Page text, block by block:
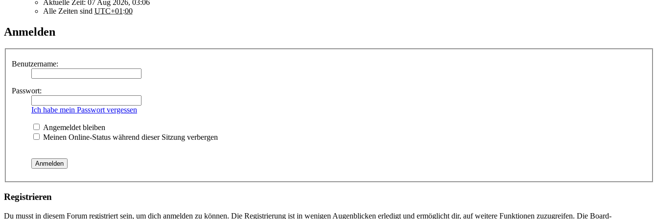
Aktuelle Zeit: 07 Aug 2026, 03:06
Alle Zeiten sind UTC+01:00
Anmelden
Benutzername:
Passwort:
Ich habe mein Passwort vergessen
Angemeldet bleiben
Meinen Online-Status während dieser Sitzung verbergen
Registrieren
Du musst in diesem Forum registriert sein, um dich anmelden zu können. Die Registrierung ist in wenigen Augenblicken erledigt und ermöglicht dir, auf weitere Funktionen zuzugreifen. Die Board-